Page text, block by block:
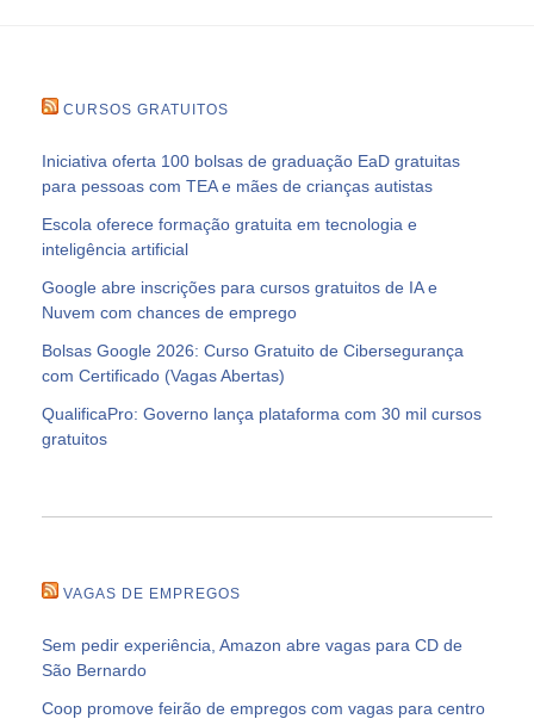
CURSOS GRATUITOS
Iniciativa oferta 100 bolsas de graduação EaD gratuitas
para pessoas com TEA e mães de crianças autistas
Escola oferece formação gratuita em tecnologia e
inteligência artificial
Google abre inscrições para cursos gratuitos de IA e
Nuvem com chances de emprego
Bolsas Google 2026: Curso Gratuito de Cibersegurança
com Certificado (Vagas Abertas)
QualificaPro: Governo lança plataforma com 30 mil cursos
gratuitos
VAGAS DE EMPREGOS
Sem pedir experiência, Amazon abre vagas para CD de
São Bernardo
Coop promove feirão de empregos com vagas para centro